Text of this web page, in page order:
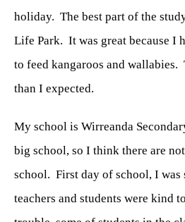
holiday. The best part of the
Life Park. It was great because I
to feed kangaroos and wallabies.
than I expected.
My school is Wirreanda
big school, so I think there are
school. First day of school, I was
teachers and students were kind